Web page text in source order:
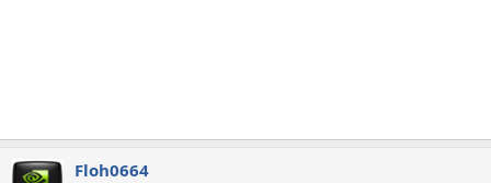
Floh0664